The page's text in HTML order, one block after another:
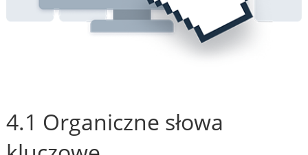
4.1 Organiczne słowa